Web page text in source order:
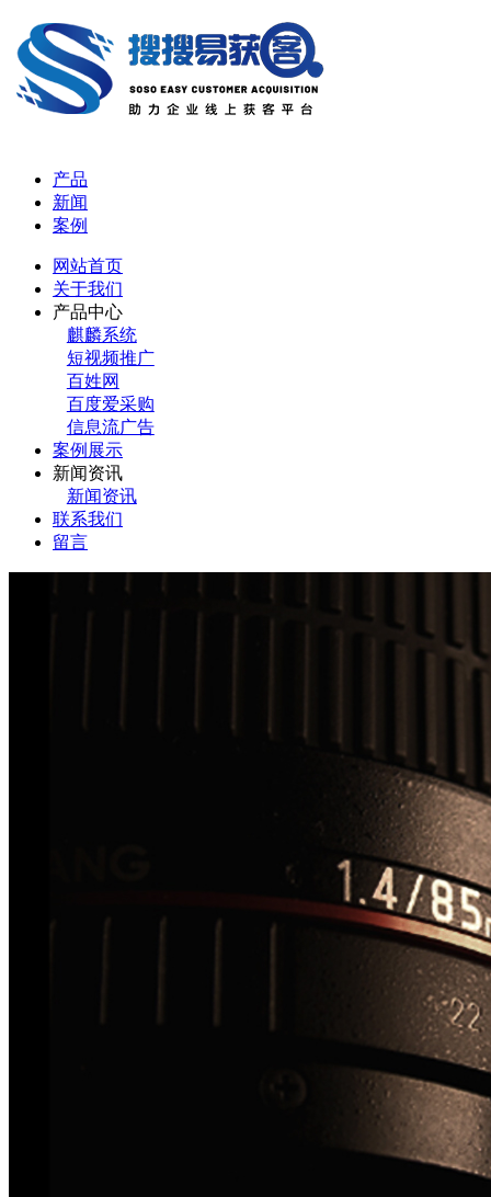
产品
新闻
案例
网站首页
关于我们
产品中心
麒麟系统
短视频推广
百姓网
百度爱采购
信息流广告
案例展示
新闻资讯
新闻资讯
联系我们
留言